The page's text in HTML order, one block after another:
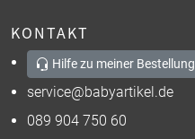
KONTAKT
Hilfe zu meiner Bestellung
service@babyartikel.de
089 904 750 60